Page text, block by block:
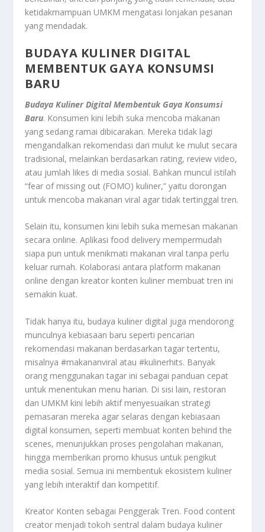
ketidakmampuan UMKM mengatasi lonjakan pesanan
yang mendadak.
BUDAYA KULINER DIGITAL
MEMBENTUK GAYA KONSUMSI
BARU
Budaya Kuliner Digital Membentuk Gaya Konsumsi
Baru. Konsumen kini lebih suka mencoba makanan
yang sedang ramai dibicarakan. Mereka tidak lagi
mengandalkan rekomendasi dari mulut ke mulut secara
tradisional, melainkan berdasarkan rating, review video,
atau jumlah likes di media sosial. Bahkan muncul istilah
“fear of missing out (FOMO) kuliner,” yaitu dorongan
untuk mencoba makanan viral agar tidak tertinggal tren.
Selain itu, konsumen kini lebih suka memesan makanan
secara online. Aplikasi food delivery mempermudah
siapa pun untuk menikmati makanan viral tanpa perlu
keluar rumah. Kolaborasi antara platform makanan
online dengan kreator konten kuliner membuat tren ini
semakin kuat.
Tidak hanya itu, budaya kuliner digital juga mendorong
munculnya kebiasaan baru seperti pencarian
rekomendasi makanan berdasarkan tagar tertentu,
misalnya #makananviral atau #kulinerhits. Banyak
orang menggunakan tagar ini sebagai panduan cepat
untuk menentukan menu harian. Di sisi lain, restoran
dan UMKM kini lebih aktif menyesuaikan strategi
pemasaran mereka agar selaras dengan kebiasaan
digital konsumen, seperti membuat konten behind the
scenes, menunjukkan proses pengolahan makanan,
hingga memberikan promo khusus untuk pengikut
media sosial. Semua ini membentuk ekosistem kuliner
yang lebih interaktif dan kompetitif.
Kreator Konten sebagai Penggerak Tren. Food content
creator menjadi tokoh sentral dalam budaya kuliner